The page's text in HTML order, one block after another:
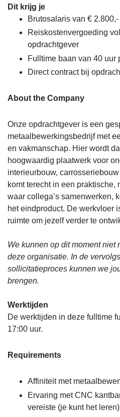
Dit krijg je
Brutosalaris van €
Reiskostenvergoeding
opdrachtgever
Fulltime baan van 40 uur
Direct contract bij
About the Company
Onze opdrachtgever is een
metaalbewerkingsbedrijf met
en vakmanschap. Hier wordt
hoogwaardig plaatwerk voor
interieurbouw,
komt terecht in een praktische,
waar collega’s samenwerken,
het eindproduct. De werkvloer
ruimte om jezelf verder te
We kunnen op dit moment niet
deze organisatie. In de
sollicitatieproces kunnen we
brengen.
Werktijden
De werktijden in deze fulltime
17:00 uur.
Requirements
Affiniteit met
Ervaring met CNC
vereiste (je kunt het leren)